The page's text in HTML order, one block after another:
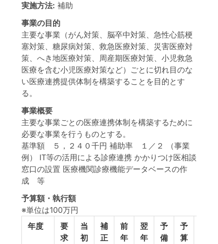
実施方法: 補助
事業の目的
主要な事業（がん対策、脳卒中対策、急性心筋梗
塞対策、糖尿病対策、救急医療対策、災害医療対
策、へき地医療対策、周産期医療対策、小児救急
医療を含む小児医療対策など）ごとに切れ目のな
い医療連携提供体制を構築することを目的とす
る。
事業概要
主要な事業ごとの医療連携体制を構築するために
必要な事業を行うものとする。
基準額 ５，２４０千円 補助率 １／２ （事業
例） IT等の活用による診療連携 かかりつけ医相談
窓口の設置 医療機関診療機能データベースの作
成 等
予算額・執行額
※単位は100万円
年度
要
求
当
初
補
正
前
年
翌
年
予
備
予
算